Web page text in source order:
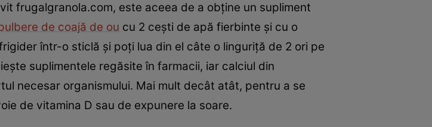
frugalgranola.com, este aceea de a obţine un supliment
de coajă de ou cu 2 ceşti de apă fierbinte şi cu o
într-o sticlă şi poţi lua din el câte o linguriţă de 2 ori pe
suplimentele regăsite în farmacii, iar calciul din
necesar organismului. Mai mult decât atât, pentru a se
de vitamina D sau de expunere la soare.